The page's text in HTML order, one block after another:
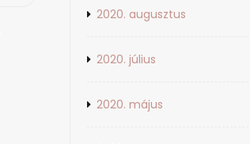
2020. augusztus
2020. július
2020. május